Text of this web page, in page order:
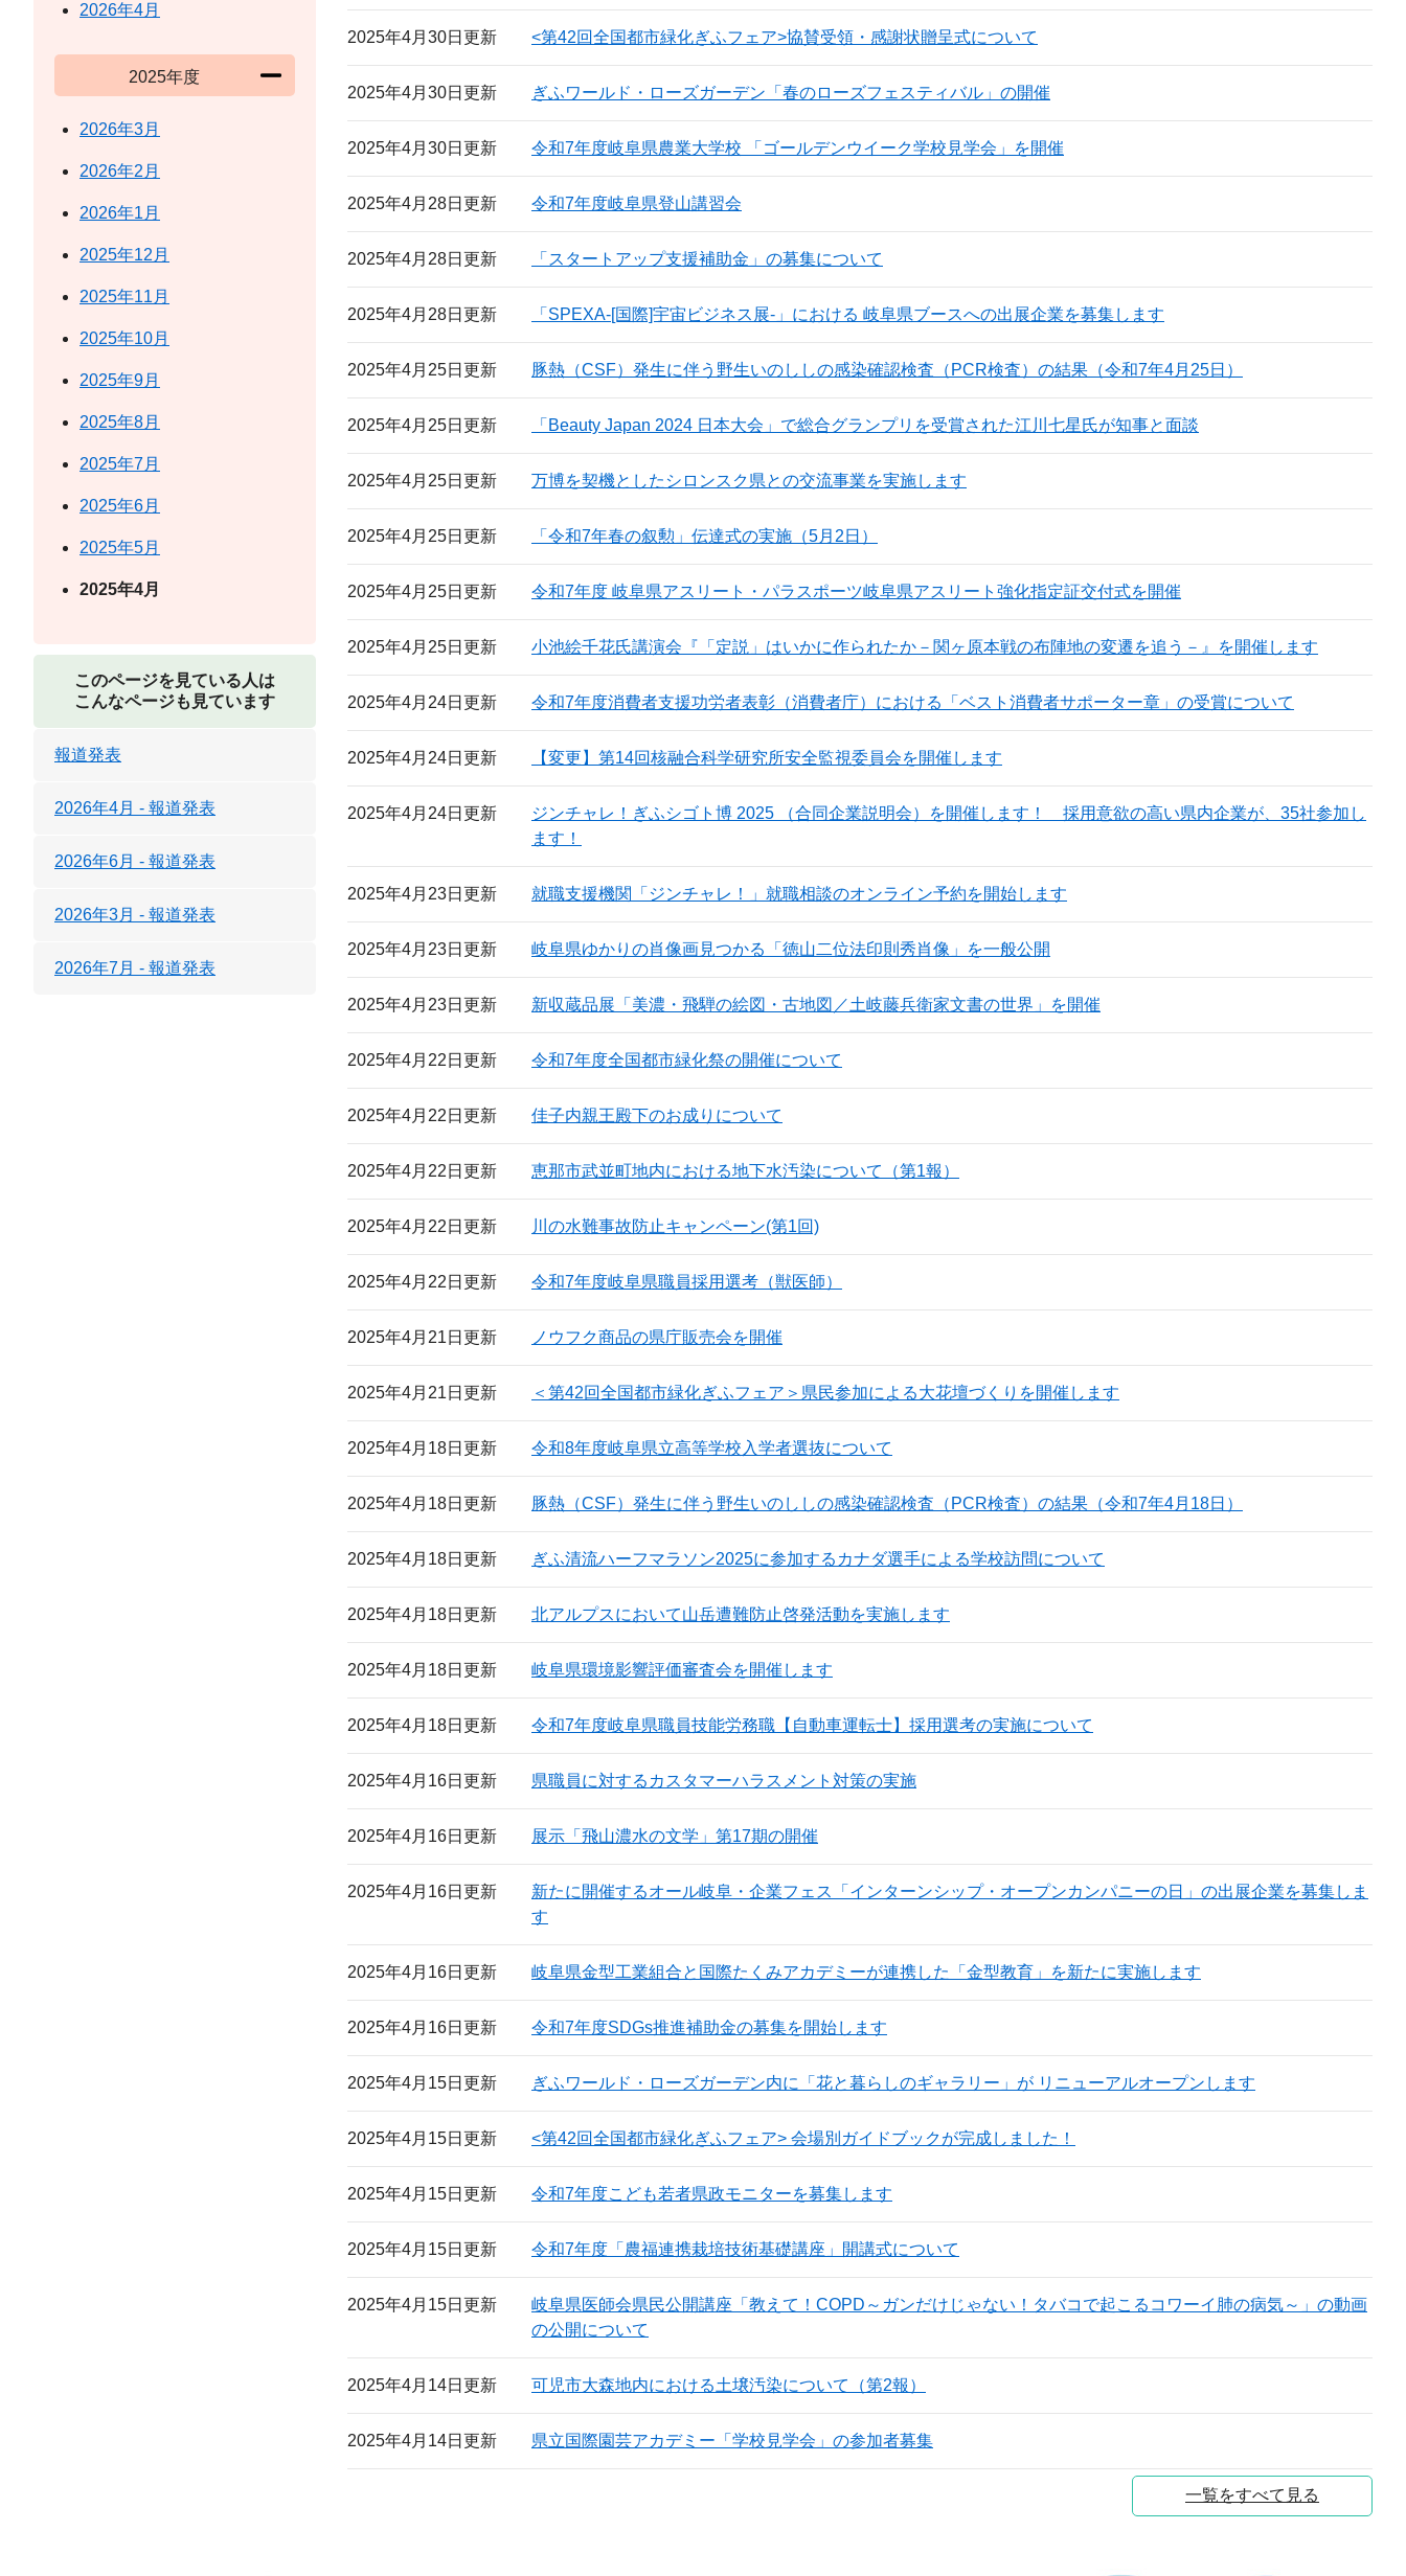
2025年4月30日更新 <第42回全国都市緑化ぎふフェア>協賛受領・感謝状贈呈式について
2025年4月30日更新 ぎふワールド・ローズガーデン「春のローズフェスティバル」の開催
2025年4月30日更新 令和7年度岐阜県農業大学校 「ゴールデンウイーク学校見学会」を開催
2025年4月28日更新 令和7年度岐阜県登山講習会
2025年4月28日更新 「スタートアップ支援補助金」の募集について
2025年4月28日更新 「SPEXA-[国際]宇宙ビジネス展-」における 岐阜県ブースへの出展企業を募集します
2025年4月25日更新 豚熱（CSF）発生に伴う野生いのししの感染確認検査（PCR検査）の結果（令和7年4月25日）
2025年4月25日更新 「Beauty Japan 2024 日本大会」で総合グランプリを受賞された江川七星氏が知事と面談
2025年4月25日更新 万博を契機としたシロンスク県との交流事業を実施します
2025年4月25日更新 「令和7年春の叙勲」伝達式の実施（5月2日）
2025年4月25日更新 令和7年度 岐阜県アスリート・パラスポーツ岐阜県アスリート強化指定証交付式を開催
2025年4月25日更新 小池絵千花氏講演会『「定説」はいかに作られたか－関ヶ原本戦の布陣地の変遷を追う－』を開催します
2025年4月24日更新 令和7年度消費者支援功労者表彰（消費者庁）における「ベスト消費者サポーター章」の受賞について
2025年4月24日更新 【変更】第14回核融合科学研究所安全監視委員会を開催します
2025年4月24日更新
ジンチャレ！ぎふシゴト博 2025 （合同企業説明会）を開催します！ 採用意欲の高い県内企業が、35社参加し
ます！
2025年4月23日更新 就職支援機関「ジンチャレ！」就職相談のオンライン予約を開始します
2025年4月23日更新 岐阜県ゆかりの肖像画見つかる「徳山二位法印則秀肖像」を一般公開
2025年4月23日更新 新収蔵品展「美濃・飛騨の絵図・古地図／土岐藤兵衛家文書の世界」を開催
2025年4月22日更新 令和7年度全国都市緑化祭の開催について
2025年4月22日更新 佳子内親王殿下のお成りについて
2025年4月22日更新 恵那市武並町地内における地下水汚染について（第1報）
2025年4月22日更新 川の水難事故防止キャンペーン(第1回)
2025年4月22日更新 令和7年度岐阜県職員採用選考（獣医師）
2025年4月21日更新 ノウフク商品の県庁販売会を開催
2025年4月21日更新 ＜第42回全国都市緑化ぎふフェア＞県民参加による大花壇づくりを開催します
2025年4月18日更新 令和8年度岐阜県立高等学校入学者選抜について
2025年4月18日更新 豚熱（CSF）発生に伴う野生いのししの感染確認検査（PCR検査）の結果（令和7年4月18日）
2025年4月18日更新 ぎふ清流ハーフマラソン2025に参加するカナダ選手による学校訪問について
2025年4月18日更新 北アルプスにおいて山岳遭難防止啓発活動を実施します
2025年4月18日更新 岐阜県環境影響評価審査会を開催します
2025年4月18日更新 令和7年度岐阜県職員技能労務職【自動車運転士】採用選考の実施について
2025年4月16日更新 県職員に対するカスタマーハラスメント対策の実施
2025年4月16日更新 展示「飛山濃水の文学」第17期の開催
2025年4月16日更新
新たに開催するオール岐阜・企業フェス「インターンシップ・オープンカンパニーの日」の出展企業を募集しま
す
2025年4月16日更新 岐阜県金型工業組合と国際たくみアカデミーが連携した「金型教育」を新たに実施します
2025年4月16日更新 令和7年度SDGs推進補助金の募集を開始します
2025年4月15日更新 ぎふワールド・ローズガーデン内に「花と暮らしのギャラリー」が リニューアルオープンします
2025年4月15日更新 <第42回全国都市緑化ぎふフェア> 会場別ガイドブックが完成しました！
2025年4月15日更新 令和7年度こども若者県政モニターを募集します
2025年4月15日更新 令和7年度「農福連携栽培技術基礎講座」開講式について
2025年4月15日更新
岐阜県医師会県民公開講座「教えて！COPD～ガンだけじゃない！タバコで起こるコワーイ肺の病気～」の動画
の公開について
2025年4月14日更新 可児市大森地内における土壌汚染について（第2報）
2025年4月14日更新 県立国際園芸アカデミー「学校見学会」の参加者募集
一覧をすべて見る
2026年4月
2025年度
2026年3月
2026年2月
2026年1月
2025年12月
2025年11月
2025年10月
2025年9月
2025年8月
2025年7月
2025年6月
2025年5月
2025年4月
このページを見ている人は
こんなページも見ています
報道発表
2026年4月 - 報道発表
2026年6月 - 報道発表
2026年3月 - 報道発表
2026年7月 - 報道発表